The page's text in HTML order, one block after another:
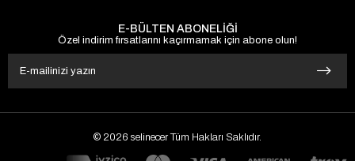
E-BÜLTEN ABONELİĞİ
Özel indirim fırsatlarını kaçırmamak için abone olun!
© 2026 selinecer Tüm Hakları Saklıdır.